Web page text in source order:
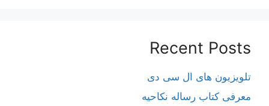
Recent Posts
تلویزیون های ال سی دی
معرفی کتاب رساله نکاحیه